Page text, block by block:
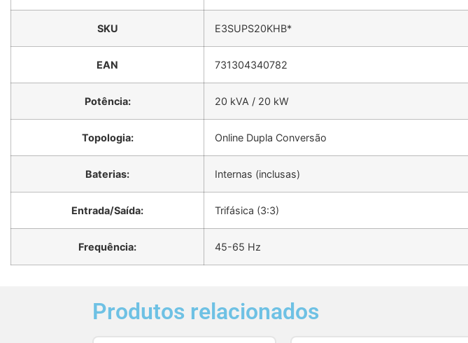
SKU E3SUPS20KHB*
EAN 731304340782
Potência: 20 kVA / 20 kW
Topologia: Online Dupla Conversão
Baterias: Internas (inclusas)
Entrada/Saída: Trifásica (3:3)
Frequência: 45-65 Hz
Produtos relacionados